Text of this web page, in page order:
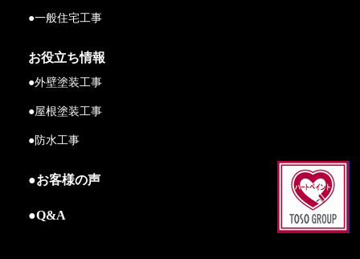
●一般住宅工事
お役立ち情報
●外壁塗装工事
●屋根塗装工事
●防水工事
●お客様の声
●Q&A